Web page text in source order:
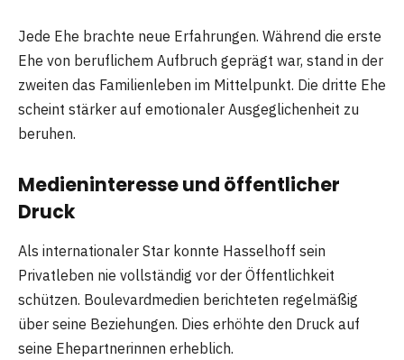
Jede Ehe brachte neue Erfahrungen. Während die erste
Ehe von beruflichem Aufbruch geprägt war, stand in der
zweiten das Familienleben im Mittelpunkt. Die dritte Ehe
scheint stärker auf emotionaler Ausgeglichenheit zu
beruhen.
Medieninteresse und öffentlicher
Druck
Als internationaler Star konnte Hasselhoff sein
Privatleben nie vollständig vor der Öffentlichkeit
schützen. Boulevardmedien berichteten regelmäßig
über seine Beziehungen. Dies erhöhte den Druck auf
seine Ehepartnerinnen erheblich.